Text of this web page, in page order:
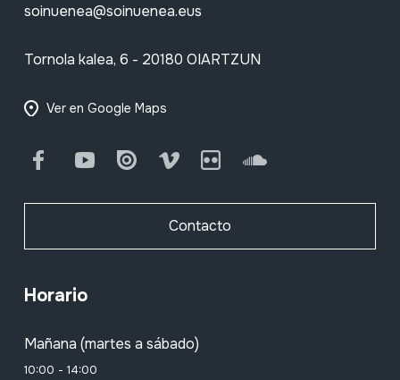
soinuenea@soinuenea.eus
Tornola kalea, 6 - 20180 OIARTZUN
Ver en Google Maps
FacebookYoutube Issuu Vimeo Flickr SoundCloud
Contacto
Horario
Mañana (martes a sábado)
10:00 - 14:00